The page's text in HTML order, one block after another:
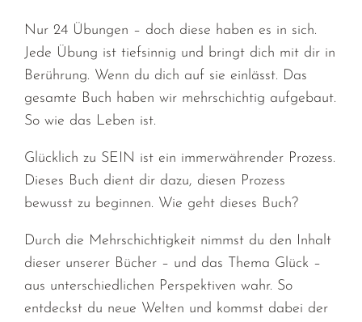
Nur 24 Übungen – doch diese haben es in sich.
Jede Übung ist tiefsinnig und bringt dich mit dir in
Berührung. Wenn du dich auf sie einlässt. Das
gesamte Buch haben wir mehrschichtig aufgebaut.
So wie das Leben ist.
Glücklich zu SEIN ist ein immerwährender Prozess.
Dieses Buch dient dir dazu, diesen Prozess
bewusst zu beginnen. Wie geht dieses Buch?
Durch die Mehrschichtigkeit nimmst du den Inhalt
dieser unserer Bücher – und das Thema Glück –
aus unterschiedlichen Perspektiven wahr. So
entdeckst du neue Welten und kommst dabei der